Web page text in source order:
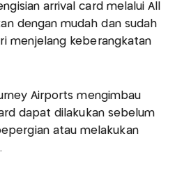
arrival card melalui All
dengan mudah dan sudah
menjelang keberangkatan
Airports mengimbau
dapat dilakukan sebelum
atau melakukan